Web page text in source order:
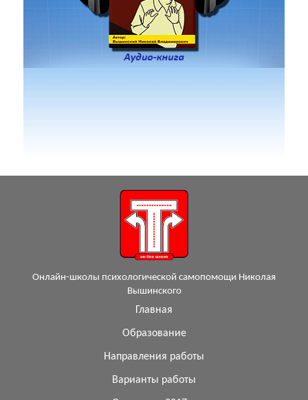
Онлайн-школы психологической самопомощи Николая
Вышинского
Главная
Образование
Направления работы
Варианты работы